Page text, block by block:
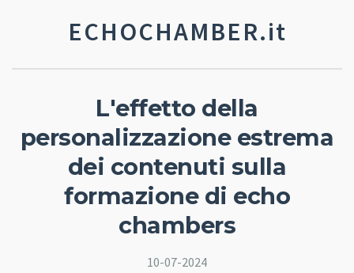
ECHOCHAMBER.it
L'effetto della
personalizzazione estrema
dei contenuti sulla
formazione di echo
chambers
10-07-2024